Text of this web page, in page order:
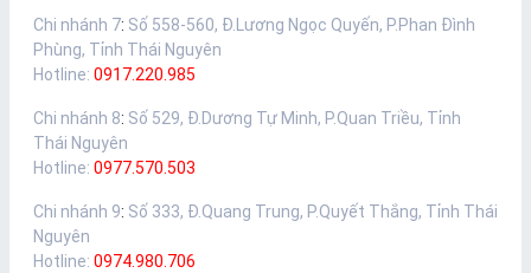
Chi nhánh 7: Số 558-560, Đ.Lương Ngọc Quyến, P.Phan Đình
Phùng, Tỉnh Thái Nguyên
Hotline: 0917.220.985
Chi nhánh 8: Số 529, Đ.Dương Tự Minh, P.Quan Triều, Tỉnh
Thái Nguyên
Hotline: 0977.570.503
Chi nhánh 9: Số 333, Đ.Quang Trung, P.Quyết Thắng, Tỉnh Thái
Nguyên
Hotline: 0974.980.706